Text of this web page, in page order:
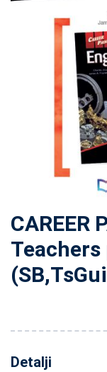
CAREER
Teachers
Detalji